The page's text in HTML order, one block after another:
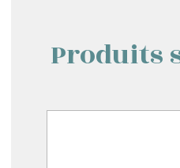
Produits